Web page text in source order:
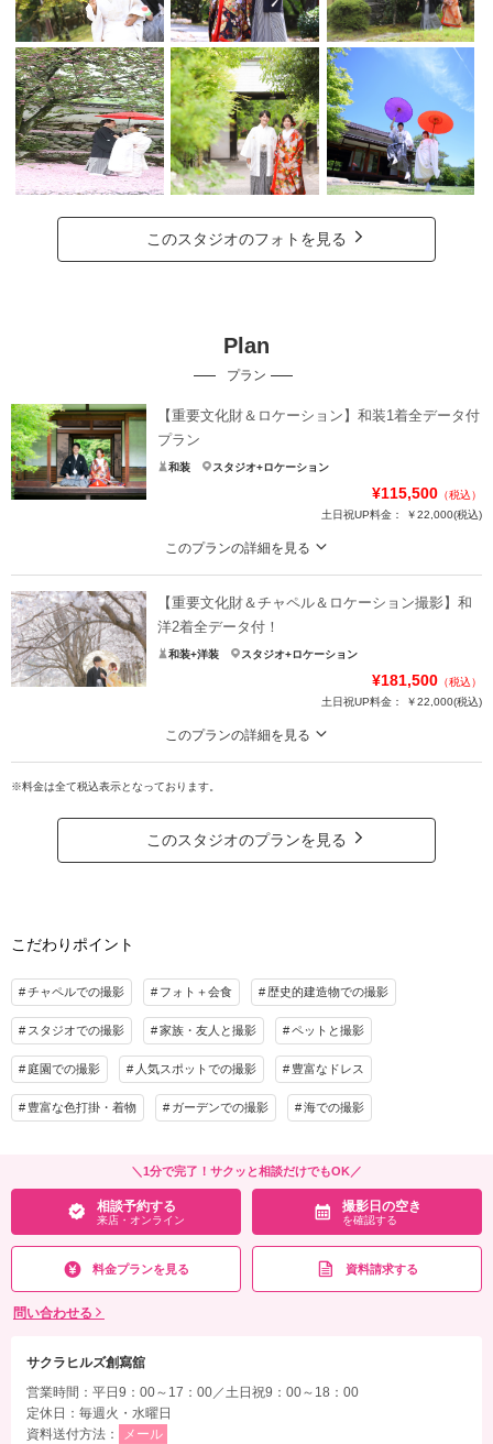
このスタジオのフォトを見る
Plan
プラン
【重要文化財＆ロケーション】和装1着全データ付
プラン
和装 スタジオ+ロケーション
¥115,500 （税込）
土日祝UP料金：
￥22,000(税込)
このプランの詳細を見る
和装撮影にぴったりな重要文化財やクラシカルな大正レトロな建物での和装撮
影
桜・新緑・紅葉とどの季節も楽しめる7000坪のロケーションと国重要文化財で
の撮影が可能なこのプラン。衣装、小物、新婦ヘアセット・メイク、お2人の着
付、撮影全データ付（50カット以上）
会食
家族と撮影 家族用衣装レンタル ペットと撮影
【重要文化財＆チャペル＆ロケーション撮影】和
洋2着全データ付！
和装+洋装 スタジオ+ロケーション
¥181,500 （税込）
土日祝UP料金：
￥22,000(税込)
このプランの詳細を見る
撮影データ約100カット付！和洋両方撮影できるスタンダードなプラン！
衣裳+アクセサリー小物+ヘア・メイク+着付け+撮影+全データが含まれたﾌﾟﾗ
衣装は組み合わせ自由なので、和装+洋装でもいいし、洋装+洋装でもいいし、
和装+和装でもオッケーです！
アルバム データ 100カット 台紙付写真
衣装追加 会食
その他含むもの
文化財使用料(チャペル・旧川上家別邸)
相談予約する
来店・オンライン
撮影日の空き
を確認する
※料金は全て税込表示となっております。
このスタジオのプランを見る
こだわりポイント
チャペルでの撮影 フォト＋会食 歴史的建造物での撮影
スタジオでの撮影 家族・友人と撮影 ペットと撮影
庭園での撮影 人気スポットでの撮影 豊富なドレス
豊富な色打掛・着物 ガーデンでの撮影 海での撮影
＼1分で完了！サクッと相談だけでもOK／
相談予約する
来店・オンライン
撮影日の空き
を確認する
料金プランを見る 資料請求する
問い合わせる
サクラヒルズ創寫舘
営業時間：平日9：00～17：00／土日祝9：00～18：00
定休日：毎週火・水曜日
資料送付方法：
メール